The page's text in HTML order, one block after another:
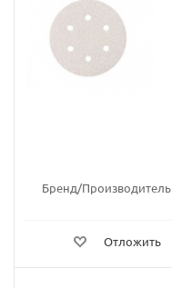
Бренд/Производитель
Отложить